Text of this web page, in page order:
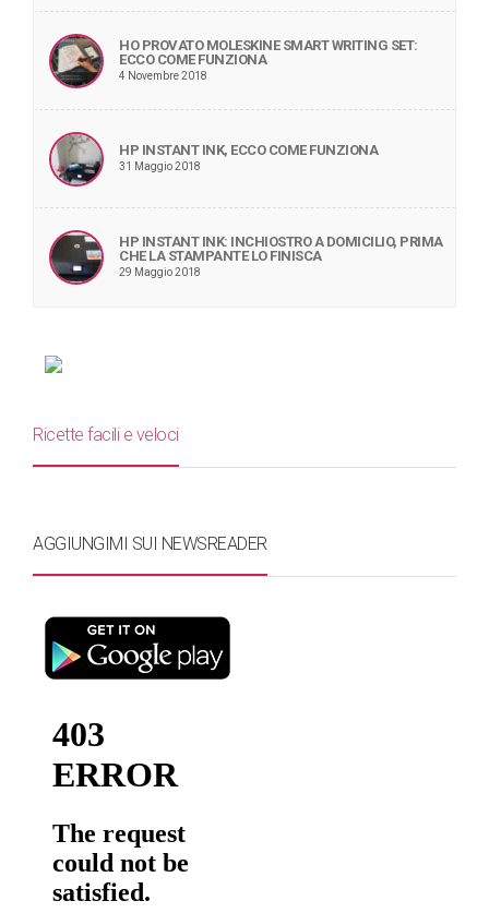
HO PROVATO MOLESKINE SMART WRITING SET:
ECCO COME FUNZIONA
4 Novembre 2018
HP INSTANT INK, ECCO COME FUNZIONA
31 Maggio 2018
HP INSTANT INK: INCHIOSTRO A DOMICILIO, PRIMA
CHE LA STAMPANTE LO FINISCA
29 Maggio 2018
Ricette facili e veloci
AGGIUNGIMI SUI NEWSREADER